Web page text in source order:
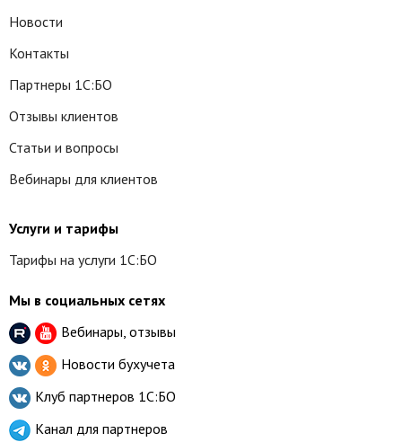
Новости
Контакты
Партнеры 1С:БО
Отзывы клиентов
Статьи и вопросы
Вебинары для клиентов
Услуги и тарифы
Тарифы на услуги 1С:БО
Мы в социальных сетях
Вебинары, отзывы
Новости бухучета
Клуб партнеров 1С:БО
Канал для партнеров